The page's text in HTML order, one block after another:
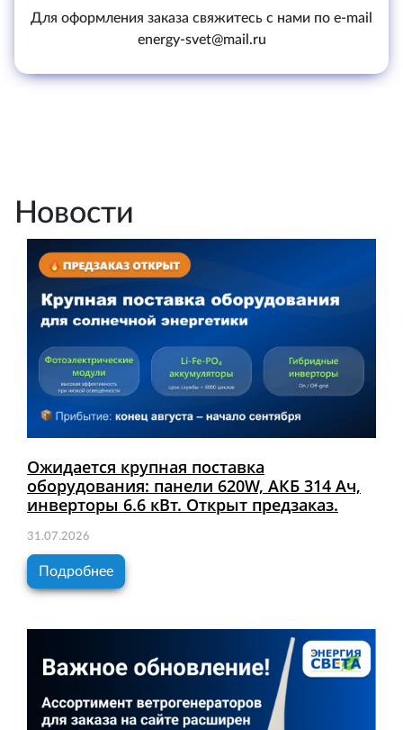
Для оформления заказа свяжитесь с нами по e-mail
energy-svet@mail.ru
Новости
Ожидается крупная поставка
оборудования: панели 620W, АКБ 314 Ач,
инверторы 6.6 кВт. Открыт предзаказ.
31.07.2026
Подробнее